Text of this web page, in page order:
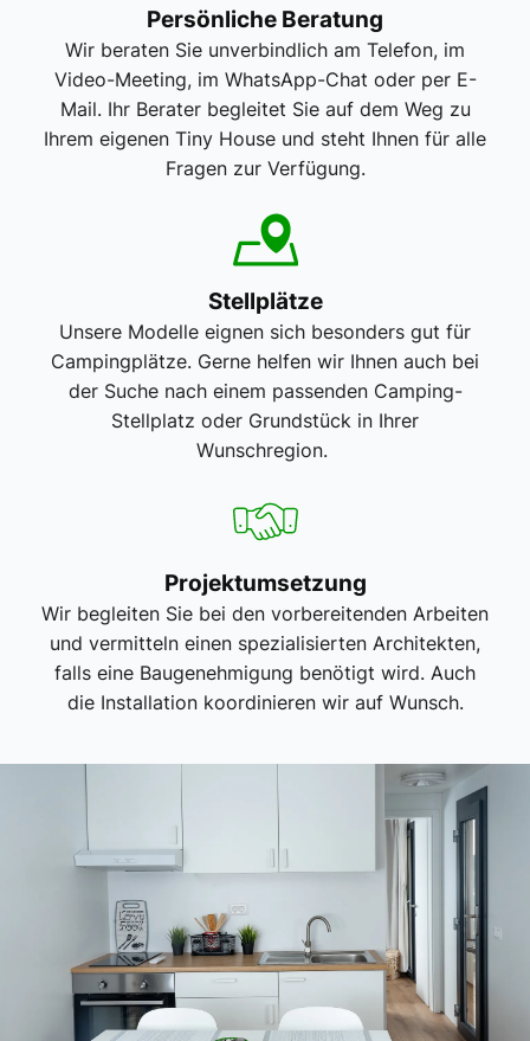
Persönliche Beratung
Wir beraten Sie unverbindlich am Telefon, im
Video-Meeting, im WhatsApp-Chat oder per E-
Mail. Ihr Berater begleitet Sie auf dem Weg zu
Ihrem eigenen Tiny House und steht Ihnen für alle
Fragen zur Verfügung.
Stellplätze
Unsere Modelle eignen sich besonders gut für
Campingplätze. Gerne helfen wir Ihnen auch bei
der Suche nach einem passenden Camping-
Stellplatz oder Grundstück in Ihrer
Wunschregion.
Projektumsetzung
Wir begleiten Sie bei den vorbereitenden Arbeiten
und vermitteln einen spezialisierten Architekten,
falls eine Baugenehmigung benötigt wird. Auch
die Installation koordinieren wir auf Wunsch.